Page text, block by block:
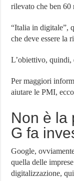
rilevato che ben
“Italia in digitale”,
che deve essere la
L’obiettivo, quindi,
Per maggiori
aiutare le PMI,
Non è la
G fa
Google,
quella delle
digitalizzazione,